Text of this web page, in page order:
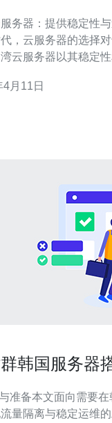
务器：提供稳定性与速度的
，云服务器的选择
云服务器以其稳定
用户体验。 台湾云服务器以其稳定的网络
月11日
韩国服务器
准备本文面向需要
量隔离与稳定运维